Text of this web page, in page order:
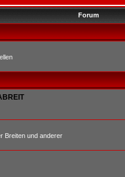
Forum
Breiten und anderer